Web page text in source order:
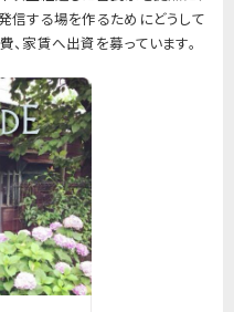
信する場を作るためにどうして
家賃へ出資を募っています。